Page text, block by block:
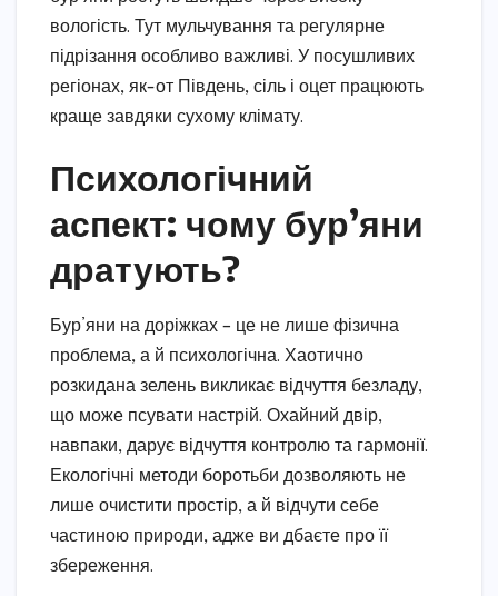
вологість. Тут мульчування та регулярне
підрізання особливо важливі. У посушливих
регіонах, як-от Південь, сіль і оцет працюють
краще завдяки сухому клімату.
Психологічний
аспект: чому бур’яни
дратують?
Бур’яни на доріжках – це не лише фізична
проблема, а й психологічна. Хаотично
розкидана зелень викликає відчуття безладу,
що може псувати настрій. Охайний двір,
навпаки, дарує відчуття контролю та гармонії.
Екологічні методи боротьби дозволяють не
лише очистити простір, а й відчути себе
частиною природи, адже ви дбаєте про її
збереження.